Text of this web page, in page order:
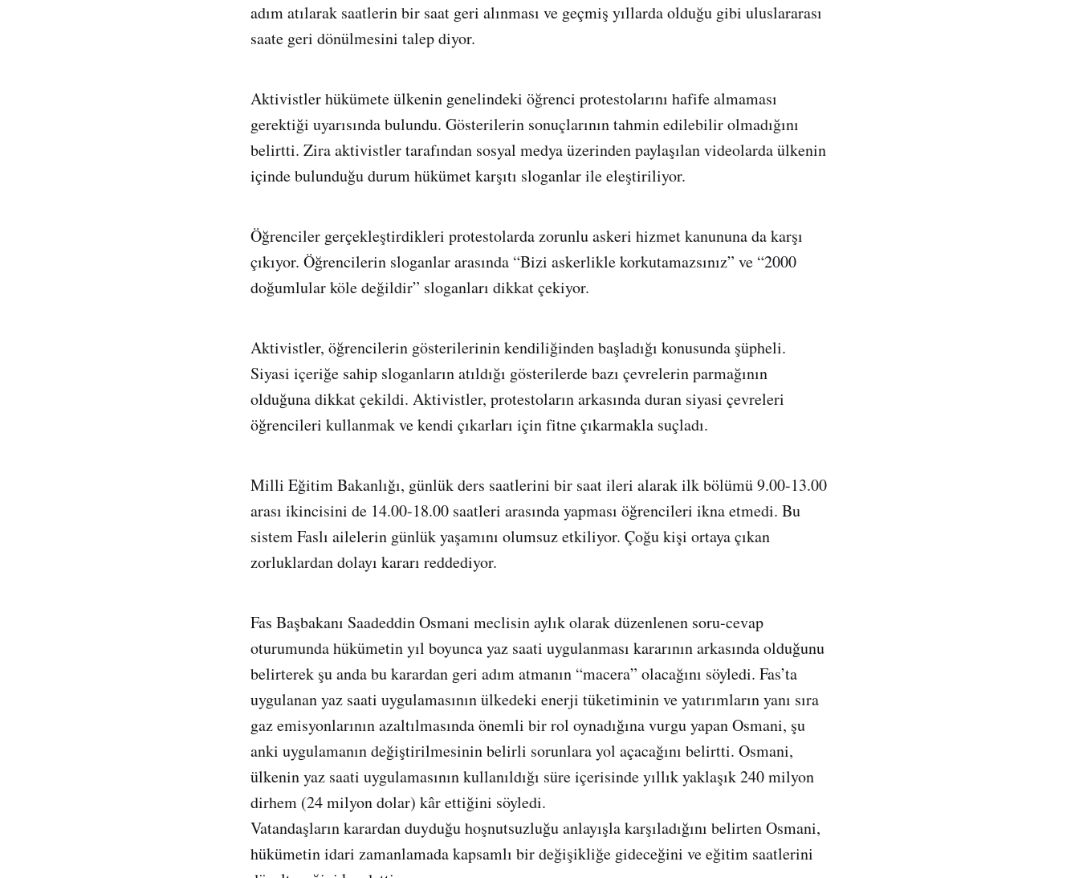
adım atılarak saatlerin bir saat geri alınması ve geçmiş yıllarda olduğu gibi uluslararası
saate geri dönülmesini talep diyor.
Aktivistler hükümete ülkenin genelindeki öğrenci protestolarını hafife almaması
gerektiği uyarısında bulundu. Gösterilerin sonuçlarının tahmin edilebilir olmadığını
belirtti. Zira aktivistler tarafından sosyal medya üzerinden paylaşılan videolarda ülkenin
içinde bulunduğu durum hükümet karşıtı sloganlar ile eleştiriliyor.
Öğrenciler gerçekleştirdikleri protestolarda zorunlu askeri hizmet kanununa da karşı
çıkıyor. Öğrencilerin sloganlar arasında “Bizi askerlikle korkutamazsınız” ve “2000
doğumlular köle değildir” sloganları dikkat çekiyor.
Aktivistler, öğrencilerin gösterilerinin kendiliğinden başladığı konusunda şüpheli.
Siyasi içeriğe sahip sloganların atıldığı gösterilerde bazı çevrelerin parmağının
olduğuna dikkat çekildi. Aktivistler, protestoların arkasında duran siyasi çevreleri
öğrencileri kullanmak ve kendi çıkarları için fitne çıkarmakla suçladı.
Milli Eğitim Bakanlığı, günlük ders saatlerini bir saat ileri alarak ilk bölümü 9.00-13.00
arası ikincisini de 14.00-18.00 saatleri arasında yapması öğrencileri ikna etmedi. Bu
sistem Faslı ailelerin günlük yaşamını olumsuz etkiliyor. Çoğu kişi ortaya çıkan
zorluklardan dolayı kararı reddediyor.
Fas Başbakanı Saadeddin Osmani meclisin aylık olarak düzenlenen soru-cevap
oturumunda hükümetin yıl boyunca yaz saati uygulanması kararının arkasında olduğunu
belirterek şu anda bu karardan geri adım atmanın “macera” olacağını söyledi. Fas’ta
uygulanan yaz saati uygulamasının ülkedeki enerji tüketiminin ve yatırımların yanı sıra
gaz emisyonlarının azaltılmasında önemli bir rol oynadığına vurgu yapan Osmani, şu
anki uygulamanın değiştirilmesinin belirli sorunlara yol açacağını belirtti. Osmani,
ülkenin yaz saati uygulamasının kullanıldığı süre içerisinde yıllık yaklaşık 240 milyon
dirhem (24 milyon dolar) kâr ettiğini söyledi.
Vatandaşların karardan duyduğu hoşnutsuzluğu anlayışla karşıladığını belirten Osmani,
hükümetin idari zamanlamada kapsamlı bir değişikliğe gideceğini ve eğitim saatlerini